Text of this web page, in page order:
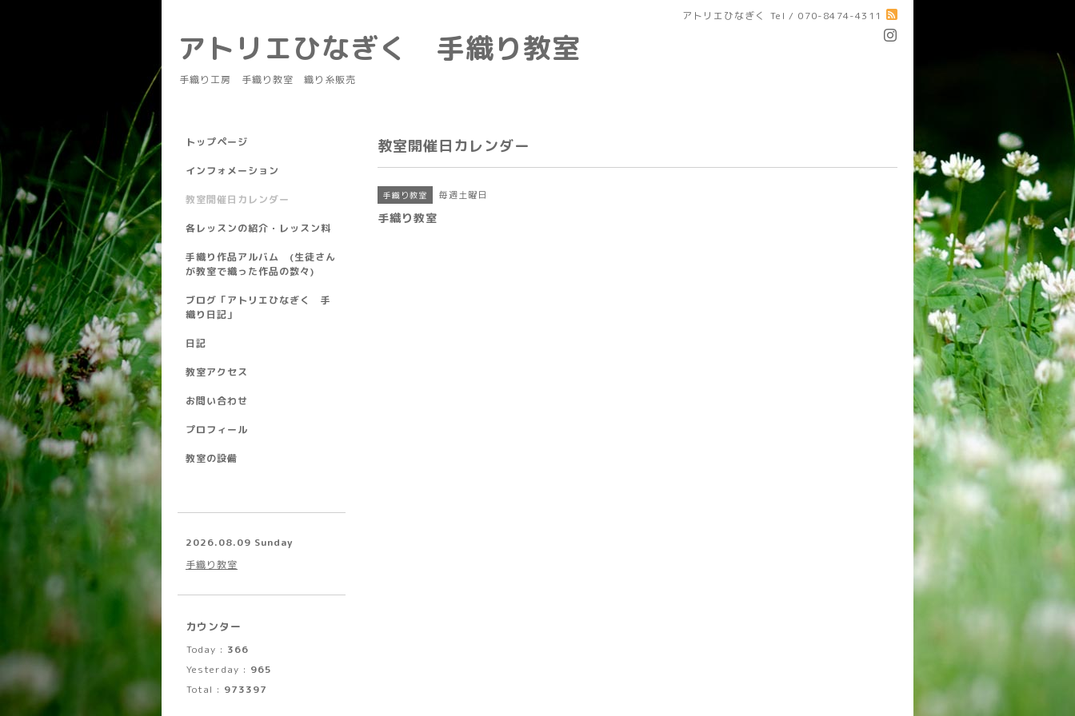
アトリエひなぎく Tel / 070-8474-4311
アトリエひなぎく 手織り教室
手織り工房 手織り教室 織り糸販売
教室開催日カレンダー
手織り教室 毎週土曜日
手織り教室
トップページ
インフォメーション
教室開催日カレンダー
各レッスンの紹介・レッスン料
手織り作品アルバム (生徒さん
が教室で織った作品の数々)
ブログ「アトリエひなぎく 手
織り日記」
日記
教室アクセス
お問い合わせ
プロフィール
教室の設備
2026.08.09 Sunday
手織り教室
カウンター
Today : 366
Yesterday : 965
Total : 973397